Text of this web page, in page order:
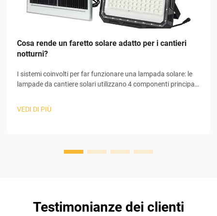
Cosa rende un faretto solare adatto per i cantieri
notturni?
I sistemi coinvolti per far funzionare una lampada solare: le
lampade da cantiere solari utilizzano 4 componenti principali
necessaria al loro funzionamento. All'inizio del processo, il
VEDI DI PIÙ
Testimonianze dei clienti